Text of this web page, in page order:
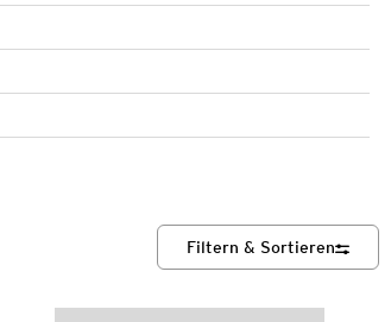
Filtern & Sortieren